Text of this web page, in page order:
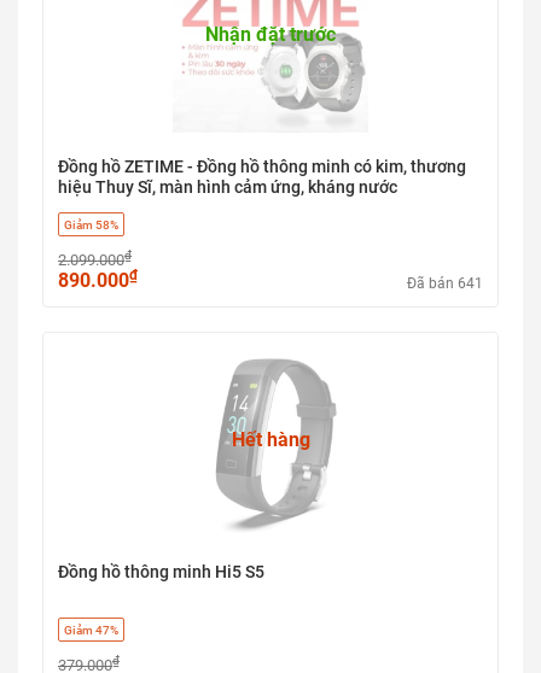
Nhận đặt trước
Đồng hồ ZETIME - Đồng hồ thông minh có kim, thương
hiệu Thuy Sĩ, màn hình cảm ứng, kháng nước
Giảm 58%
2.099.000₫
890.000₫ Đã bán 641
Hết hàng
Đồng hồ thông minh Hi5 S5
Giảm 47%
379.000₫